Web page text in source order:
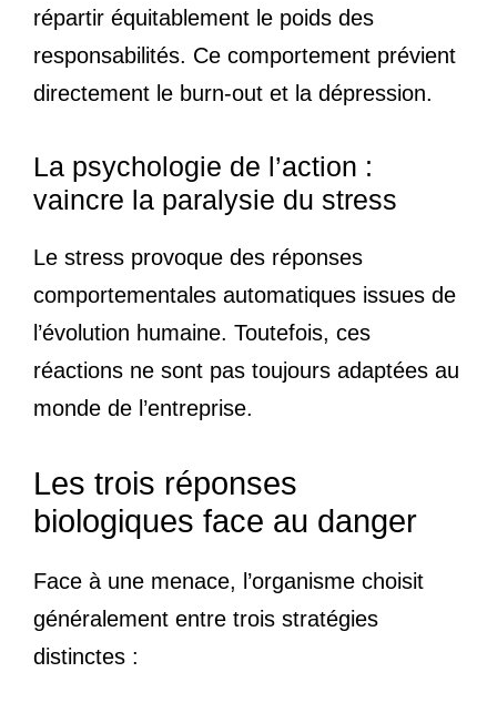
répartir équitablement le poids des
responsabilités. Ce comportement prévient
directement le burn-out et la dépression.
La psychologie de l’action :
vaincre la paralysie du stress
Le stress provoque des réponses
comportementales automatiques issues de
l’évolution humaine. Toutefois, ces
réactions ne sont pas toujours adaptées au
monde de l’entreprise.
Les trois réponses
biologiques face au danger
Face à une menace, l’organisme choisit
généralement entre trois stratégies
distinctes :